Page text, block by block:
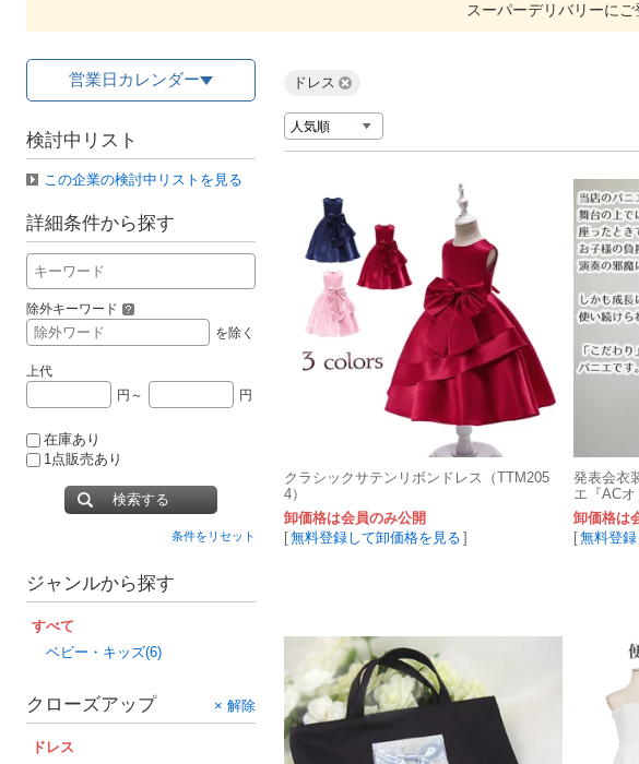
スーパーデリバリーに
営業日カレンダー
検討中リスト
この企業の検討中リストを見る
詳細条件から探す
除外キーワード
を除く
上代
円～
円
在庫あり
1点販売あり
検索する
条件をリセット
ジャンルから探す
すべて
ベビー・キッズ(6)
クローズアップ × 解除
ドレス
ドレス
クラシックサテンリボンドレス（TTM205
4）
卸価格は会員のみ公開
[無料登録して卸価格を見る ]
発表会衣
エ『AC
サイズ組
卸価格は
[無料登